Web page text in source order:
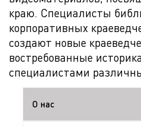
краю. Специалисты
корпоративных
создают новые
востребованные
специалистами
О нас